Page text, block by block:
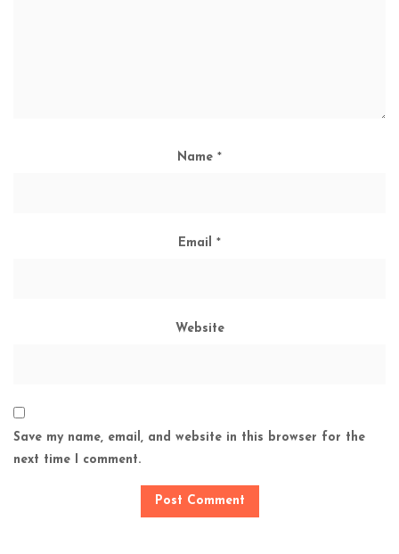
Name *
Email *
Website
Save my name, email, and website in this browser for the
next time I comment.